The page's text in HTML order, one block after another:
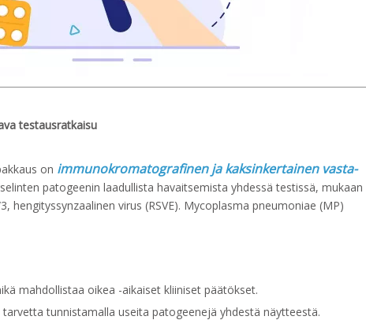
testausratkaisu
on immunokromatografinen ja kaksinkertainen vasta-
patogeenin laadullista havaitsemista yhdessä testissä, mukaan
hengityssynzaalinen virus (RSVE). Mycoplasma pneumoniae (MP)
mahdollistaa oikea -aikaiset kliiniset päätökset.
tunnistamalla useita patogeenejä yhdestä näytteestä.